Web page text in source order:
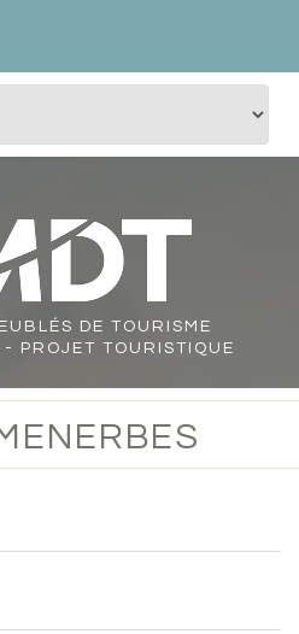
DE TOURISME
PROJET TOURISTIQUE